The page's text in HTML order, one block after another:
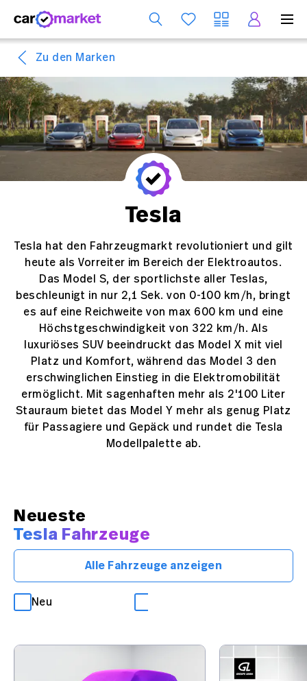
Zu den Marken
Tesla
Tesla hat den Fahrzeugmarkt revolutioniert und gilt
heute als Vorreiter im Bereich der Elektroautos.
Das Model S, der sportlichste aller Teslas,
beschleunigt in nur 2,1 Sek. von 0-100 km/h, bringt
es auf eine Reichweite von max 600 km und eine
Höchstgeschwindigkeit von 322 km/h. Als
luxuriöses SUV beeindruckt das Model X mit viel
Platz und Komfort, während das Model 3 den
erschwinglichen Einstieg in die Elektromobilität
ermöglicht. Mit sagenhaften mehr als 2'100 Liter
Stauraum bietet das Model Y mehr als genug Platz
für Passagiere und Gepäck und rundet die Tesla
Modellpalette ab.
Neueste
Tesla Fahrzeuge
Alle Fahrzeuge anzeigen
Neu